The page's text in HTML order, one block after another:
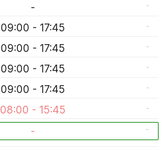
- -
09:00 - 17:45 -
09:00 - 17:45 -
09:00 - 17:45 -
09:00 - 17:45 -
08:00 - 15:45 -
- -